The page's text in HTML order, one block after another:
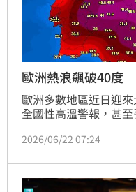
歐洲熱浪飆破40度
歐洲多數地區近日迎
全國性高溫警報，甚
到發紫」的天氣圖，大
2026/06/22 07:24